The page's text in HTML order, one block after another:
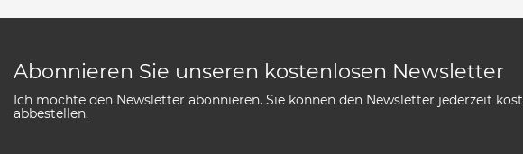
Abonnieren Sie unseren kostenlosen Newsletter
Ich möchte den Newsletter abonnieren. Sie können den Newsletter jederzeit
abbestellen.